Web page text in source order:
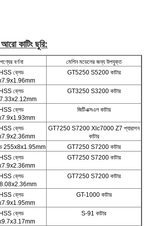
কাটিং ছুরি:
পণ্যের বর্ণনা
মেশিন মডেলের জন্য উপযুক্ত
HSS ব্লেড
GT5250 S5200 কাটার
HSS ব্লেড
GT3250 S3200 কাটার
HSS ব্লেড
জিটিএক্সএল কাটার
HSS ব্লেড
GT7250 S7200 Xlc7000 Z7 প্যারাগন
কাটার
255x8x1.95mm
GT7250 S7200 কাটার
HSS ব্লেড
GT7250 S7200 কাটার
HSS ব্লেড
GT7250 S7200 কাটার
HSS ব্লেড
GT-1000 কাটার
HSS ব্লেড
S-91 কাটার